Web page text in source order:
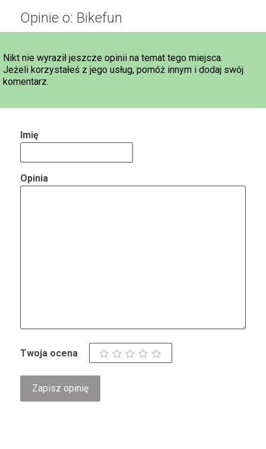
Opinie o: Bikefun
Nikt nie wyraził jeszcze opinii na temat tego miejsca.
Jeżeli korzystałeś z jego usług, pomóż innym i dodaj swój
komentarz.
Imię
Opinia
Twoja ocena